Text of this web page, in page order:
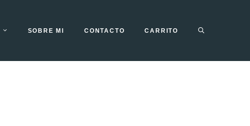
SOBRE MI CONTACTO CARRITO